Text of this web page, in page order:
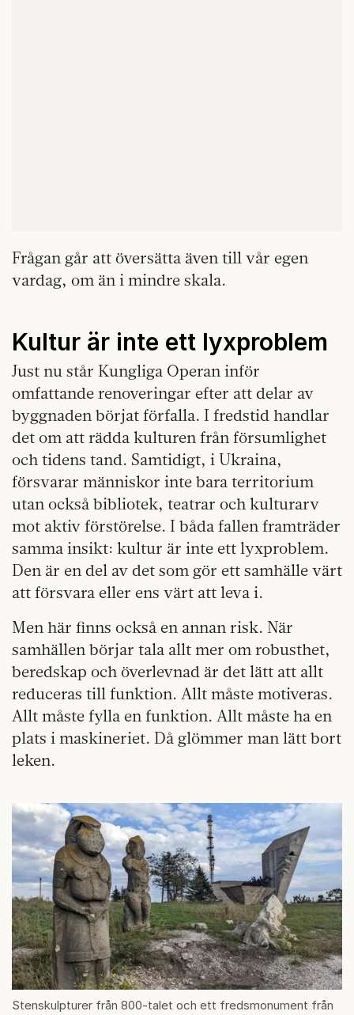
Frågan går att översätta även till vår egen
vardag, om än i mindre skala.
Kultur är inte ett lyxproblem
Just nu står Kungliga Operan inför
omfattande renoveringar efter att delar av
byggnaden börjat förfalla. I fredstid handlar
det om att rädda kulturen från försumlighet
och tidens tand. Samtidigt, i Ukraina,
försvarar människor inte bara territorium
utan också bibliotek, teatrar och kulturarv
mot aktiv förstörelse. I båda fallen framträder
samma insikt: kultur är inte ett lyxproblem.
Den är en del av det som gör ett samhälle värt
att försvara eller ens värt att leva i.
Men här finns också en annan risk. När
samhällen börjar tala allt mer om robusthet,
beredskap och överlevnad är det lätt att allt
reduceras till funktion. Allt måste motiveras.
Allt måste fylla en funktion. Allt måste ha en
plats i maskineriet. Då glömmer man lätt bort
leken.
Stenskulpturer från 800-talet och ett fredsmonument från